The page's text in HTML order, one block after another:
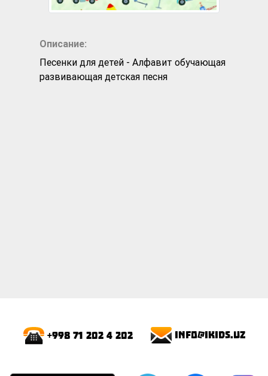
Описание:
Песенки для детей - Алфавит обучающая
развивающая детская песня
+998 71 202 4 202 info@ikids.uz